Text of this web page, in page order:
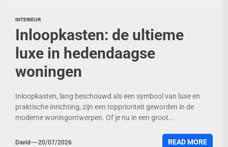
INTERIEUR
Inloopkasten: de ultieme
luxe in hedendaagse
woningen
Inloopkasten, lang beschouwd als een symbool van luxe en
praktische inrichting, zijn een topprioriteit geworden in de
moderne woningontwerpen. Of je nu in een groot...
David 20/07/2026 READ MORE